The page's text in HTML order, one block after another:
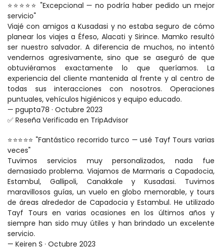
⭐⭐⭐⭐⭐ "Excepcional — no podría haber pedido un mejor
servicio"
Viajé con amigos a Kusadasi y no estaba seguro de cómo
planear los viajes a Éfeso, Alacati y Sirince. Mamko resultó
ser nuestro salvador. A diferencia de muchos, no intentó
vendernos agresivamente, sino que se aseguró de que
obtuviéramos exactamente lo que queríamos. La
experiencia del cliente mantenida al frente y al centro de
todas sus interacciones con nosotros. Operaciones
puntuales, vehículos higiénicos y equipo educado.
— pgupta78 · Octubre 2023
✅ Reseña Verificada en TripAdvisor
⭐⭐⭐⭐⭐ "Fantástico recorrido turco — usé Tayf Tours varias
veces"
Tuvimos servicios muy personalizados, nada fue
demasiado problema. Viajamos de Marmaris a Capadocia,
Estambul, Gallipoli, Canakkale y Kusadasi. Tuvimos
maravillosos guías, un vuelo en globo memorable, y tours
de áreas alrededor de Capadocia y Estambul. He utilizado
Tayf Tours en varias ocasiones en los últimos años y
siempre han sido muy útiles y han brindado un excelente
servicio.
— Keiren S · Octubre 2023